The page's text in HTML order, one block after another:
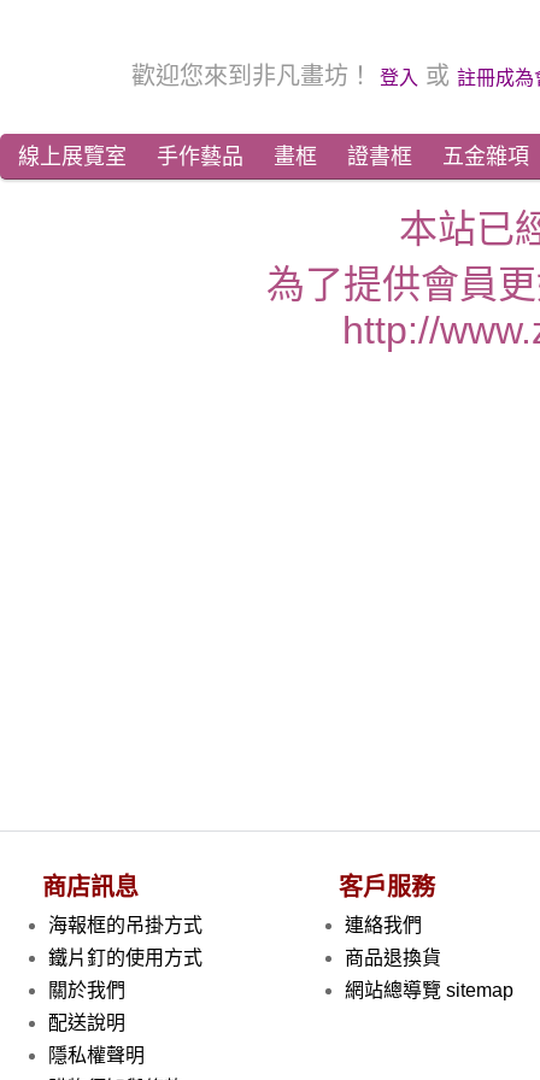
歡迎您來到非凡畫坊！ 登入 或 註冊成為
線上展覽室 手作藝品 畫框 證書框 五金雜項
本站已
為了提供會員
http://
商店訊息
海報框的吊掛方式
鐵片釘的使用方式
關於我們
配送說明
隱私權聲明
客戶服務
連絡我們
商品退換貨
網站總導覽 sitemap